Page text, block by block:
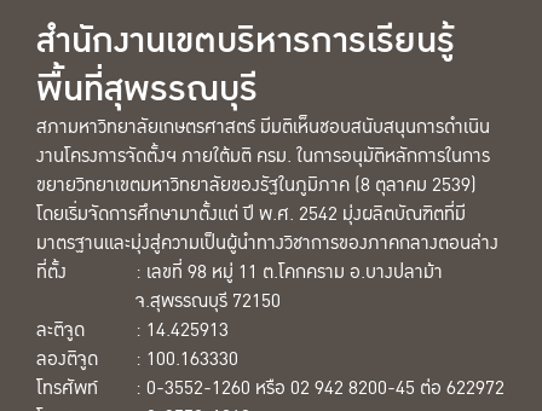
สำนักงานเขตบริหารการเรียนรู้
พื้นที่สุพรรณบุรี
สภามหาวิทยาลัยเกษตรศาสตร์ มีมติเห็นชอบสนับสนุนการดำเนิน
งานโครงการจัดตั้งฯ ภายใต้มติ ครม. ในการอนุมัติหลักการในการ
ขยายวิทยาเขตมหาวิทยาลัยของรัฐในภูมิภาค (8 ตุลาคม 2539)
โดยเริ่มจัดการศึกษามาตั้งแต่ ปี พ.ศ. 2542 มุ่งผลิตบัณฑิตที่มี
มาตรฐานและมุ่งสู่ความเป็นผู้นำทางวิชาการของภาคกลางตอนล่าง
ที่ตั้ง
: เลขที่ 98 หมู่ 11 ต.โคกคราม อ.บางปลาม้า
จ.สุพรรณบุรี 72150
ละติจูด
: 14.425913
ลองติจูด
: 100.163330
โทรศัพท์
: 0-3552-1260 หรือ 02 942 8200-45 ต่อ 622972